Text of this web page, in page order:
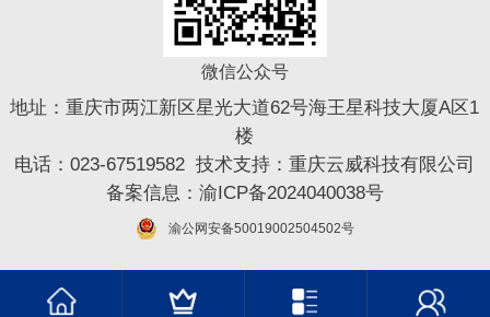
微信公众号
地址：重庆市两江新区星光大道62号海王星科技大厦A区1
楼
电话：023-67519582 技术支持：重庆云威科技有限公司
备案信息： 渝ICP备2024040038号
渝公网安备50019002504502号